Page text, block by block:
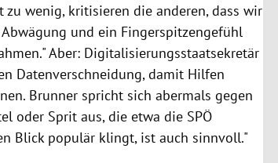
wenig, kritisieren die anderen, dass wir
und ein Fingerspitzengefühl
Aber: Digitalisierungsstaatsekretär
Datenverschneidung, damit Hilfen
Brunner spricht sich abermals gegen
oder Sprit aus, die etwa die SPÖ
Blick populär klingt, ist auch sinnvoll."